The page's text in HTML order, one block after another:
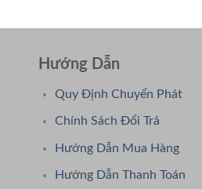
Hướng Dẫn
Quy Định Chuyển Phát
Chính Sách Đổi Trả
Hướng Dẫn Mua Hàng
Hướng Dẫn Thanh Toán